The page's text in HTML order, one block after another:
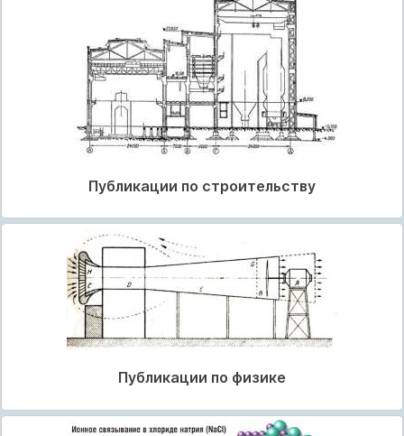
Публикации по строительству
Публикации по физике